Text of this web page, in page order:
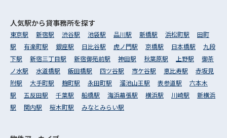
人気駅から貸事務所を探す
東京駅 新宿駅 渋谷駅 池袋駅 品川駅 新橋駅 浜松町駅
田町
駅
有楽町駅 銀座駅 日比谷駅 虎ノ門駅 京橋駅 日本橋駅
九段
下駅
新宿三丁目駅 新宿御苑前駅 神田駅 秋葉原駅 上野駅
御茶
ノ水駅
水道橋駅 飯田橋駅 四ツ谷駅 市ケ谷駅 恵比寿駅
赤坂見
附駅
大手町駅 麹町駅 永田町駅 溜池山王駅 表参道駅
六本木
駅
五反田駅 千葉駅 船橋駅 海浜幕張駅 横浜駅 川崎駅
新横浜
駅
関内駅 桜木町駅 みなとみらい駅